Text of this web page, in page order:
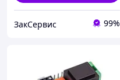
ЗакСервис 99%